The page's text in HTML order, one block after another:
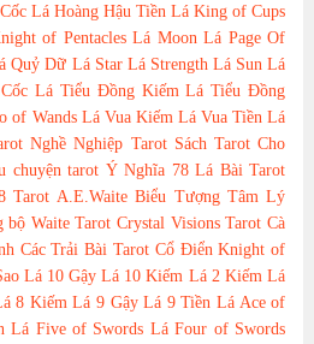
Lá Hoàng Hậu Tiền Lá King of Cups
of Pentacles Lá Moon Lá Page Of
Quỷ Dữ Lá Star Lá Strength Lá Sun Lá
Lá Tiểu Đồng Kiếm Lá Tiểu Đồng
of Wands Lá Vua Kiếm Lá Vua Tiền Lá
Nghề Nghiệp Tarot Sách Tarot Cho
chuyện tarot Ý Nghĩa 78 Lá Bài Tarot
Tarot A.E.Waite Biểu Tượng Tâm Lý
bộ Waite Tarot Crystal Visions Tarot Cà
Các Trải Bài Tarot Cổ Điển Knight of
Lá 10 Gậy Lá 10 Kiếm Lá 2 Kiếm Lá
8 Kiếm Lá 9 Gậy Lá 9 Tiền Lá Ace of
Lá Five of Swords Lá Four of Swords